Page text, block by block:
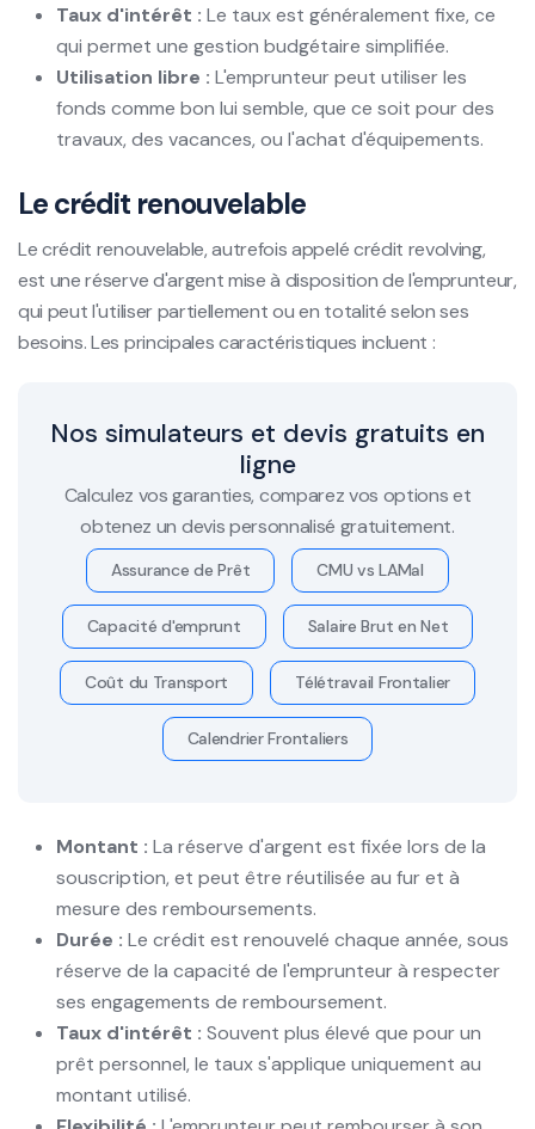
Taux d'intérêt : Le taux est généralement fixe, ce
qui permet une gestion budgétaire simplifiée.
Utilisation libre : L'emprunteur peut utiliser les
fonds comme bon lui semble, que ce soit pour des
travaux, des vacances, ou l'achat d'équipements.
Le crédit renouvelable
Le crédit renouvelable, autrefois appelé crédit revolving,
est une réserve d'argent mise à disposition de l'emprunteur,
qui peut l'utiliser partiellement ou en totalité selon ses
besoins. Les principales caractéristiques incluent :
Nos simulateurs et devis gratuits en
ligne
Calculez vos garanties, comparez vos options et
obtenez un devis personnalisé gratuitement.
Assurance de Prêt CMU vs LAMal
Capacité d'emprunt Salaire Brut en Net
Coût du Transport Télétravail Frontalier
Calendrier Frontaliers
Montant : La réserve d'argent est fixée lors de la
souscription, et peut être réutilisée au fur et à
mesure des remboursements.
Durée : Le crédit est renouvelé chaque année, sous
réserve de la capacité de l'emprunteur à respecter
ses engagements de remboursement.
Taux d'intérêt : Souvent plus élevé que pour un
prêt personnel, le taux s'applique uniquement au
montant utilisé.